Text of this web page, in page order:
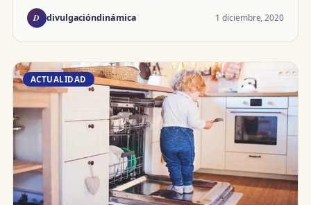
D divulgacióndinámica 1 diciembre, 2020
ACTUALIDAD